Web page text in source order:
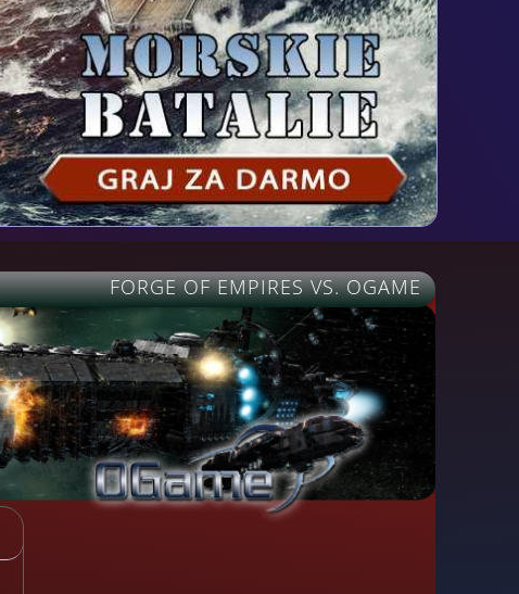
FORGE OF EMPIRES VS. OGAME